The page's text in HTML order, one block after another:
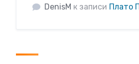
DenisM к записи Плато